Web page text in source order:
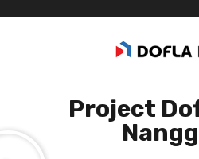
Project